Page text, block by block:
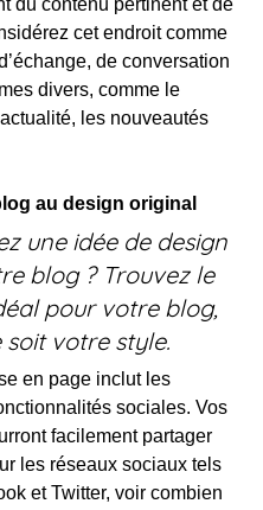
du contenu pertinent et de
cet endroit comme
de conversation
divers, comme le
les nouveautés
au design original
une idée de design
blog ? Trouvez le
pour votre blog,
soit votre style.
en page inclut les
sociales. Vos
facilement partager
les réseaux sociaux tels
et Twitter, voir combien